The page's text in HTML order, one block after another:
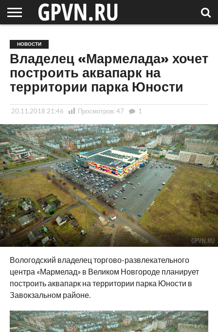
ОБЛАСТЬ
НОВОСТИ
СОСЕДЕЙ
РОССИЯ
/ МИР
СПЕЦПРОЕКТЫ
БЛОГ
СТАТЬИ
ФОТОРЕПОРТАЖИ
ИНТЕРВЬЮ
ОБЪЕКТЫ
ПОДБОРКИ
НОВОСТИ
Владелец «Мармелада» хочет
построить аквапарк на
территории парка Юности
20.11.2018 21:46 Просмотров: 47 1
Вологодский владелец торгово-развлекательного
центра «Мармелад» в Великом Новгороде планирует
построить аквапарк на территории парка Юности в
Завокзальном районе.